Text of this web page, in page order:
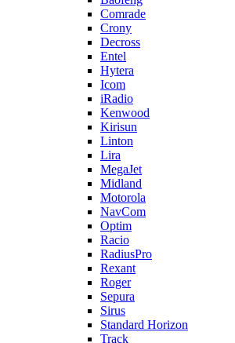
Comrade
Crony
Decross
Entel
Hytera
Icom
iRadio
Kenwood
Kirisun
Linton
Lira
MegaJet
Midland
Motorola
NavCom
Optim
Racio
RadiusPro
Rexant
Roger
Sepura
Sirus
Standard Horizon
Track